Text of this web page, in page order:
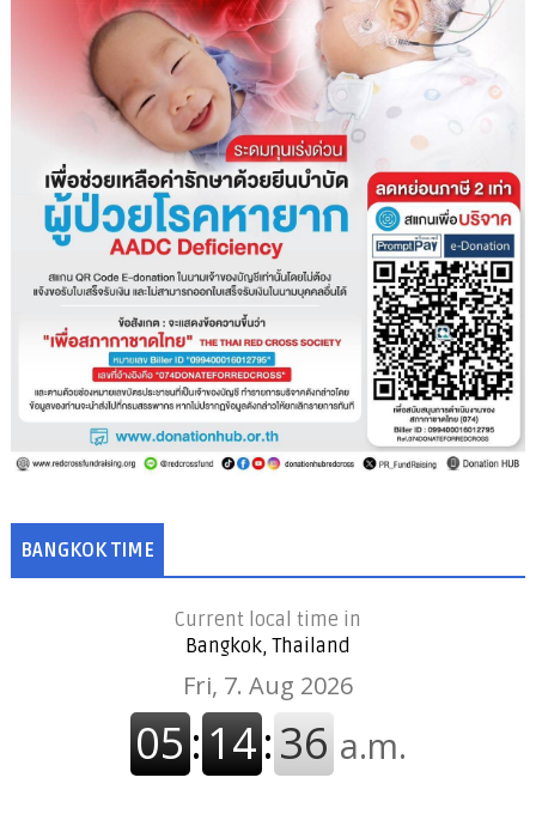
BANGKOK TIME
Current local time in
Bangkok, Thailand